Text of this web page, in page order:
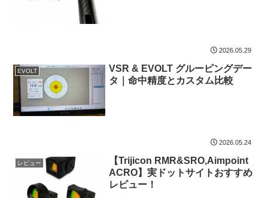
2026.05.29
EVOLT
VSR & EVOLT グルーピングデー
タ｜命中精度とカスタム比較
2026.05.24
レビュー
【Trijicon RMR&SRO,Aimpoint
ACRO】実ドットサイトおすすめ
レビュー！